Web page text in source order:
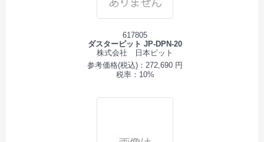
617805
ダスターピット JP-DPN-20
株式会社 日本ピット
参考価格(税込)：272,690 円
税率：10%